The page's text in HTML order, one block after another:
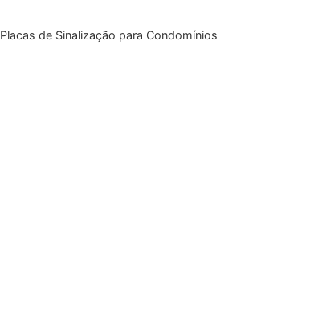
Placas de Sinalização para Condomínios